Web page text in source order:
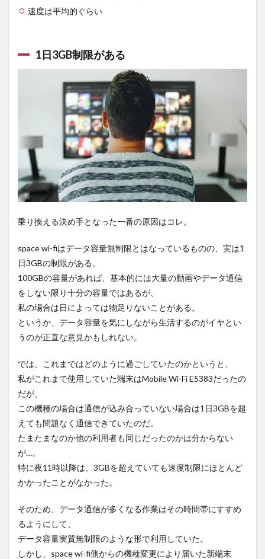
較的
料金
space
wi-fi
は好
きな
タイ
ミン
グで
や解
には
おす
すめ
5
ギア
wi-fi
に乗
えま
速度は平均的ぐらい
1日3GB制限がある
乗り換える決め手となった一番の原因はコレ。
space wi-fiはデータ容量無制限とはなっているものの、実は1
日3GBの制限がある。
100GBの容量があれば、基本的には大量の動画やデータ通信
をしない限り十分の容量ではあるが、
私の場合は日によっては物足りないことがある。
というか、データ容量を気にしながら生活するのがイヤとい
うのが正直な意見かもしれない。
では、これまではどのように過ごしていたのかというと、
私がこれまで使用していた端末はMobile Wi-Fi E5383だったの
だが、
この機種の場合は通信が込み合っていない場合は1日3GBを超
えても問題なく通信できていたのだ。
たまたまなのか他の利用者も同じだったのかは分からない
が…。
特に夜11時以降は、3GBを超えていても速度制限にほとんど
かかったことがなかった。
そのため、データ通信が多くなる作業はその時間帯にすすめ
るようにして、
データ容量実質無制限のような形で利用していた。
しかし、space wi-fi側からの機種変更により届いた新端末